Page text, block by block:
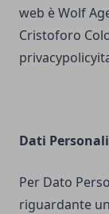
web è Wolf
Cristoforo
Dati Personali
Per Dato
riguardante